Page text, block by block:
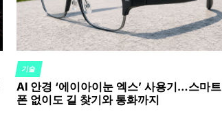
POSTED
IN
기술
AI 안경 ‘에이아이눈 엑스’ 사용기…스마트
폰 없이도 길 찾기와 통화까지